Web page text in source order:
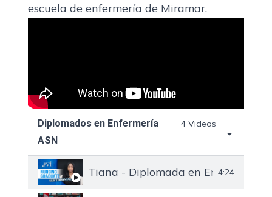
escuela de enfermería de Miramar.
Diplomados en Enfermería
ASN
4 Videos
Tiana - Diplomada en Enfermería
4:24